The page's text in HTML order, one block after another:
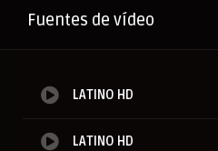
Anuncio
Fuentes de vídeo
LATINO HD
LATINO HD